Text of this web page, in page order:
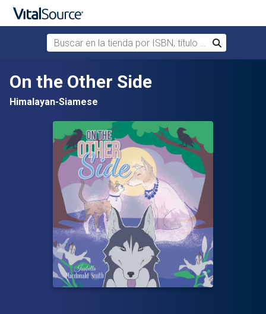
Saltar al contenido principal
Buscar en la tienda por ISBN, título o autor
Buscar
On the Other Side
Himalayan-Siamese